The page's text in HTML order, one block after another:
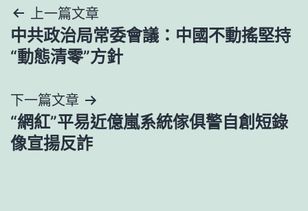
文
章
覽
上一篇文章
中共政治局常委會議：中國不動搖堅持
“動態清零”方針
下一篇文章
“網紅”平易近億嵐系統傢俱警自創短錄
像宣揚反詐